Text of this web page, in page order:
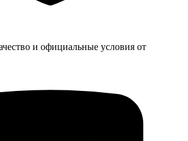
и официальные условия от